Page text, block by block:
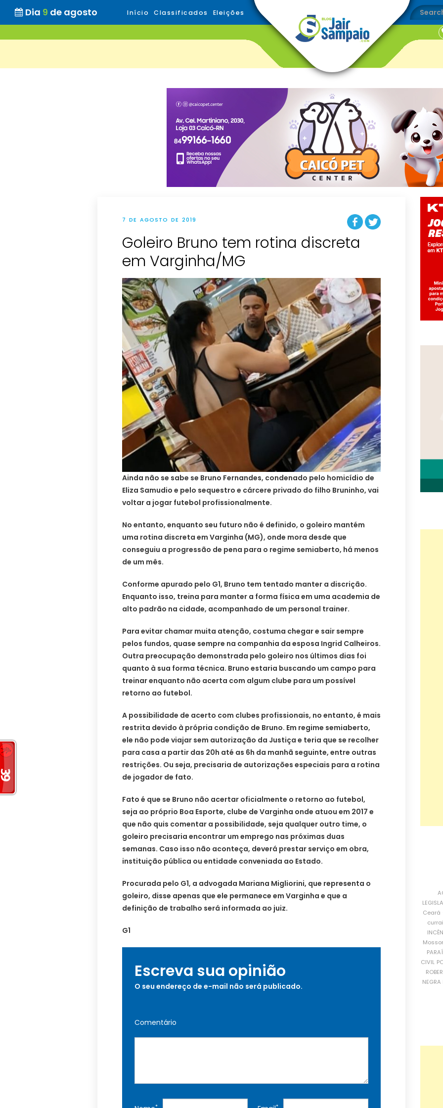
Dia 9 de agosto Início Classificados Eleições
7 DE AGOSTO DE 2019
Goleiro Bruno tem rotina discreta
em Varginha/MG
Ainda não se sabe se Bruno Fernandes, condenado pelo homicídio de
Eliza Samudio e pelo sequestro e cárcere privado do filho Bruninho, vai
voltar a jogar futebol profissionalmente.
No entanto, enquanto seu futuro não é definido, o goleiro mantém
uma rotina discreta em Varginha (MG), onde mora desde que
conseguiu a progressão de pena para o regime semiaberto, há menos
de um mês.
Conforme apurado pelo G1, Bruno tem tentado manter a discrição.
Enquanto isso, treina para manter a forma física em uma academia de
alto padrão na cidade, acompanhado de um personal trainer.
Para evitar chamar muita atenção, costuma chegar e sair sempre
pelos fundos, quase sempre na companhia da esposa Ingrid Calheiros.
Outra preocupação demonstrada pelo goleiro nos últimos dias foi
quanto à sua forma técnica. Bruno estaria buscando um campo para
treinar enquanto não acerta com algum clube para um possível
retorno ao futebol.
A possibilidade de acerto com clubes profissionais, no entanto, é mais
restrita devido à própria condição de Bruno. Em regime semiaberto,
ele não pode viajar sem autorização da Justiça e teria que se recolher
para casa a partir das 20h até as 6h da manhã seguinte, entre outras
restrições. Ou seja, precisaria de autorizações especiais para a rotina
de jogador de fato.
Fato é que se Bruno não acertar oficialmente o retorno ao futebol,
seja ao próprio Boa Esporte, clube de Varginha onde atuou em 2017 e
que não quis comentar a possibilidade, seja qualquer outro time, o
goleiro precisaria encontrar um emprego nas próximas duas
semanas. Caso isso não aconteça, deverá prestar serviço em obra,
instituição pública ou entidade conveniada ao Estado.
Procurada pelo G1, a advogada Mariana Migliorini, que representa o
goleiro, disse apenas que ele permanece em Varginha e que a
definição de trabalho será informada ao juiz.
G1
Escreva sua opinião
O seu endereço de e-mail não será publicado.
Comentário
Ceará
CIVIL
NEGRA